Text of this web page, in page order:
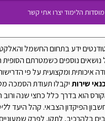
מוסדות הלימוד יצרו אתי קשר
ידע בתחום החשמל
נושאים נוספים כשמטרתם
איכותית ומקצועית על פי
שירותיקבלו תעודת הסמכה
הוא בדרך כלל כחצי שנה ורוב
הפיקדון הצבאי. קהל היעד ל